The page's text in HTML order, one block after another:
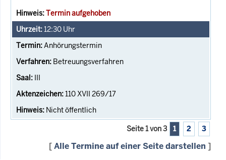
Termin aufgehoben
12:30 Uhr
Anhörungstermin
Betreuungsverfahren
III
110 XVII 269/17
Nicht öffentlich
Seite 1 von 3 1 2 3
[Alle Termine auf einer Seite darstellen ]